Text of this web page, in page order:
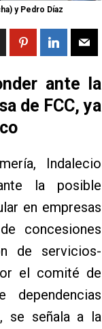
y Pedro Díaz
ante la
de FCC, ya
Indalecio
la posible
en empresas
concesiones
de servicios-
el comité de
se señala a la